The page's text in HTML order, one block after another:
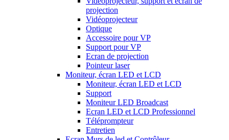
projection
Vidéoprojecteur
Optique
Accessoire pour VP
Support pour VP
Ecran de projection
Pointeur laser
Moniteur, écran LED et LCD
Moniteur, écran LED et LCD
Support
Moniteur LED Broadcast
Ecran LED et LCD Professionnel
Téléprompteur
Entretien